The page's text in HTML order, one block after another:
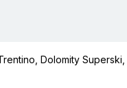
Dolomity Superski